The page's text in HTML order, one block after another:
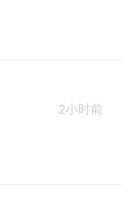
2小时前